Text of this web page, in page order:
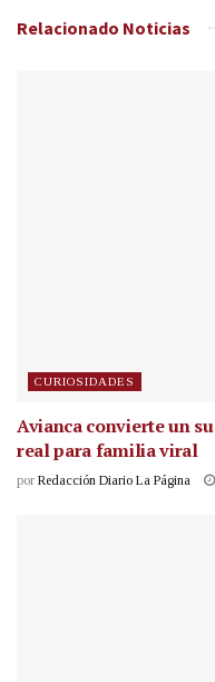
Relacionado Noticias
CURIOSIDADES
Avianca convierte un
real para familia viral
por Redacción Diario La Página